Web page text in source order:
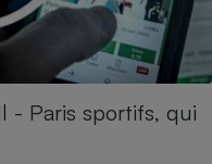
- Paris sportifs, qui